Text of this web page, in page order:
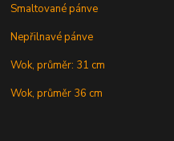
Smaltované pánve
Nepřilnavé pánve
Wok, průměr: 31 cm
Wok, průměr 36 cm